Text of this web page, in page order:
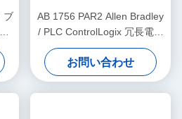
ブ
AB 1756 PAR2 Allen Bradley
/ PLC ControlLogix 冗長電源
キット
お問い合わせ